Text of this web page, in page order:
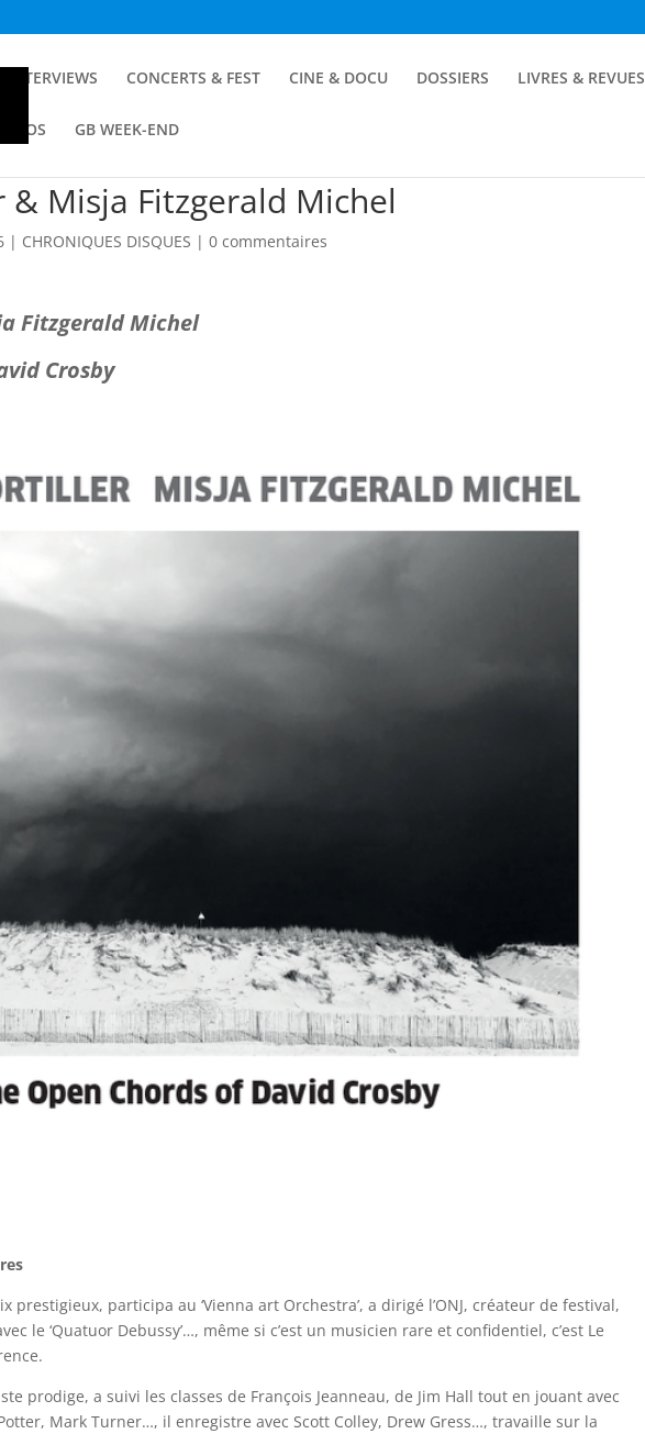
INTERVIEWS CONCERTS & FEST CINE & DOCU DOSSIERS LIVRES & REVUES
GB WEEK-END
& Misja Fitzgerald Michel
| CHRONIQUES DISQUES |0 commentaires
Fitzgerald Michel
Crosby
participa au ‘Vienna art Orchestra’, a dirigé l’ONJ, créateur de festival,
le ‘Quatuor Debussy’…, même si c’est un musicien rare et confidentiel, c’est Le
prodige, a suivi les classes de François Jeanneau, de Jim Hall tout en jouant avec
Mark Turner…, il enregistre avec Scott Colley, Drew Gress…, travaille sur la